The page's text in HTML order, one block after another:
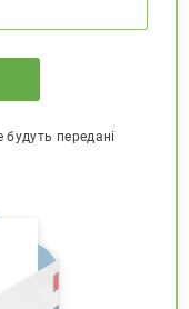
передані